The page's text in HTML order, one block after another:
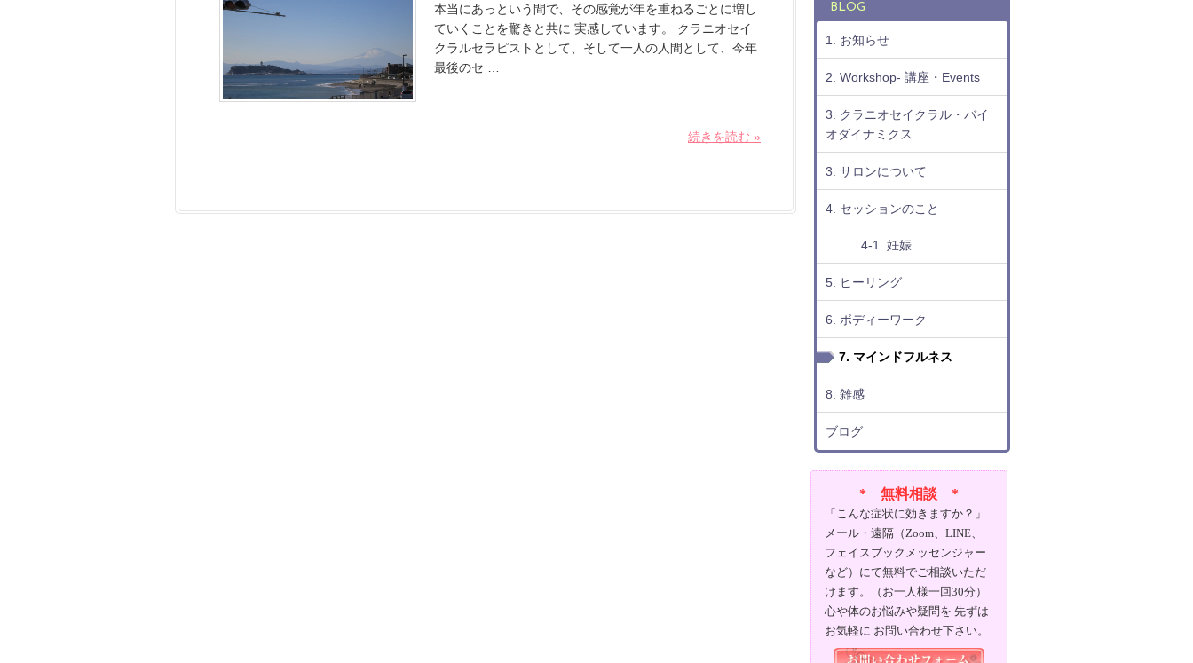
本当にあっという間で、その感覚が年を重ねるごとに増し
ていくことを驚きと共に 実感しています。 クラニオセイ
クラルセラピストとして、そして一人の人間として、今年
最後のセ …
続きを読む »
BLOG
1. お知らせ
2. Workshop- 講座・Events
3. クラニオセイクラル・バイ
オダイナミクス
3. サロンについて
4. セッションのこと
4-1. 妊娠
5. ヒーリング
6. ボディーワーク
7. マインドフルネス
8. 雑感
ブログ
* 無料相談 *
「こんな症状に効きますか？」
メール・遠隔（Zoom、LINE、
フェイスブックメッセンジャー
など）にて無料でご相談いただ
けます。（お一人様一回30分）
心や体のお悩みや疑問を 先ずは
お気軽に お問い合わせ下さい。